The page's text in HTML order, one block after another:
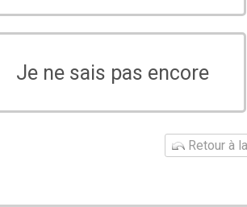
Je ne sais pas encore
Retour à